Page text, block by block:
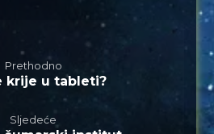
Prethodno
krije u tableti?
Sljedeće